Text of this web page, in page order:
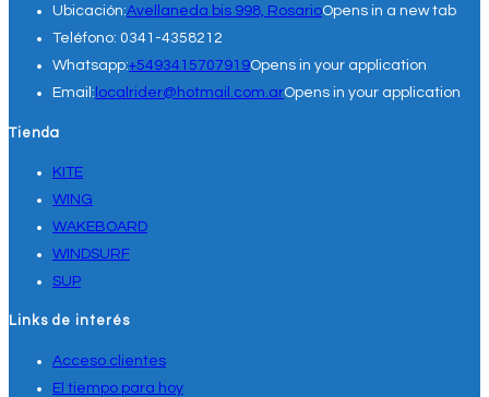
Ubicación:Avellaneda bis 998, RosarioOpens in a new tab
Teléfono: 0341-4358212
Whatsapp:+5493415707919Opens in your application
Email: localrider@hotmail.com.arOpens in your application
Tienda
KITE
WING
WAKEBOARD
WINDSURF
SUP
Links de interés
Acceso clientes
El tiempo para hoy